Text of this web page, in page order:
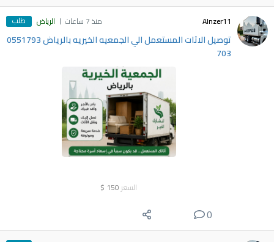
Alnzer11 منذ 7 ساعات الرياض طلب
توصيل الاثات المستعمل الي الجمعيه الخيريه بالرياض 0551793
703
السعر 150
$
0